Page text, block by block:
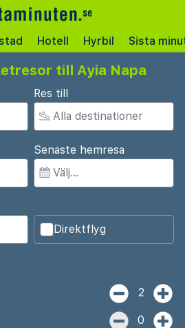
Hotell Hyrbil Sista
till Ayia Napa
Res till
Senaste hemresa
Direktflyg
2
0